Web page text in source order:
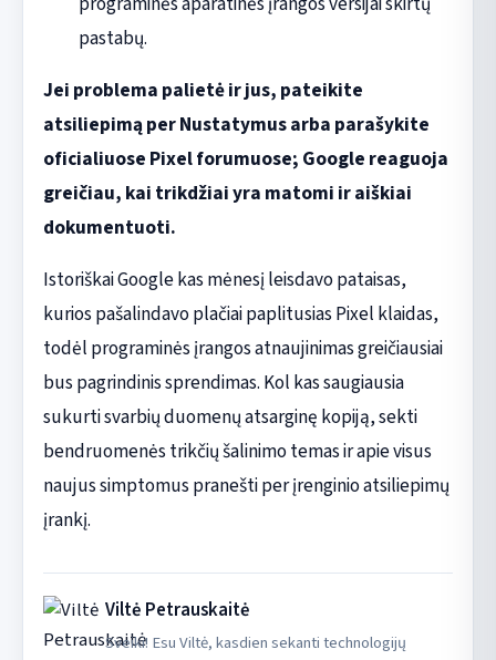
pastabų.
Jei problema palietė ir jus, pateikite
atsiliepimą per Nustatymus arba parašykite
oficialiuose Pixel forumuose; Google reaguoja
greičiau, kai trikdžiai yra matomi ir aiškiai
dokumentuoti.
Istoriškai Google kas mėnesį leisdavo pataisas,
kurios pašalindavo plačiai paplitusias Pixel klaidas,
todėl programinės įrangos atnaujinimas greičiausiai
bus pagrindinis sprendimas. Kol kas saugiausia
sukurti svarbių duomenų atsarginę kopiją, sekti
bendruomenės trikčių šalinimo temas ir apie visus
naujus simptomus pranešti per įrenginio atsiliepimų
įrankį.
Viltė Petrauskaitė
Sveiki! Esu Viltė, kasdien sekanti technologijų